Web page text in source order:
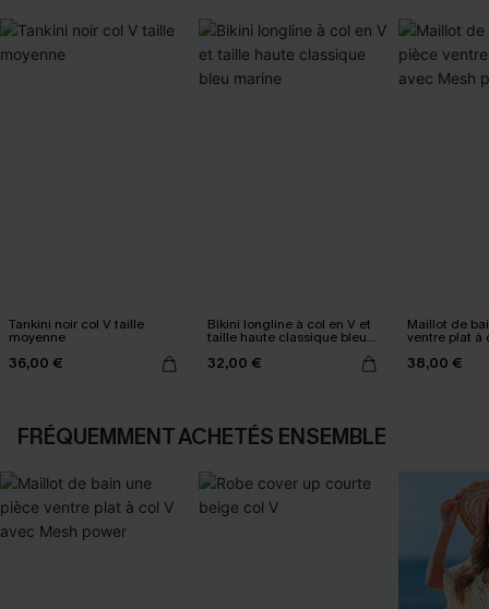
Tankini noir col V taille
moyenne
36,00 €
Bikini longline à col en V et
taille haute classique bleu
32,00 €
Maillot de
ventre plat à
Mesh power
38,00 €
FRÉQUEMMENT ACHETÉS ENSEMBLE